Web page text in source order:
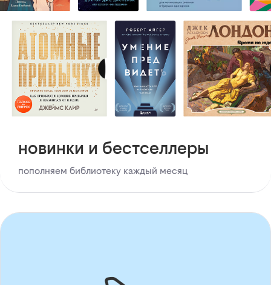
новинки и бестселлеры
пополняем библиотеку каждый месяц